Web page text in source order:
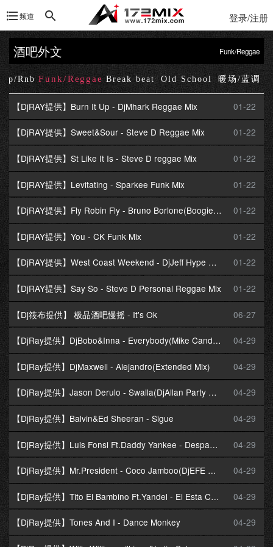
频道 登录/注册
酒吧外文 Funk/Reggae
Rnb Funk/Reggae Break beat Old School 暖场/蓝调
【DjRAY提供】Burn It Up - DjMhark Reggae Mix 01-22
【DjRAY提供】Sweet&Sour - Steve D Reggae Mix 01-22
【DjRAY提供】St Like It Is - Steve D reggae Mix 01-22
【DjRAY提供】Levitating - Sparkee Funk Mix 01-22
【DjRAY提供】Fly Robin Fly - Bruno Borlone(Boogie Mike Funk Mix) 01-22
【DjRAY提供】You - CK Funk Mix 01-22
【DjRAY提供】West Coast Weekend - DjJeff Hype Reggae Mix 01-22
【DjRAY提供】Say So - Steve D Personal Reggae Mix 01-22
【Dj筱布提供】 极品酒吧慢摇 - It's Ok 06-27
【DjRay提供】DjBobo&Inna - Everybody(Mike Candys Extended Mix) 04-29
【DjRay提供】DjMaxwell - Alejandro(Extended Mix) 04-29
【DjRay提供】Jason Derulo - Swalla(DjAllan Party Break Edit) 04-29
【DjRay提供】Balvin&Ed Sheeran - Sigue 04-29
【DjRay提供】Luis Fonsi Ft.Daddy Yankee - Despacito 04-29
【DjRay提供】Mr.President - Coco Jamboo(DjEFE Mix) 04-29
【DjRay提供】Tito El Bambino Ft.Yandel - El Esta Celoso 04-29
【DjRay提供】Tones And I - Dance Monkey 04-29